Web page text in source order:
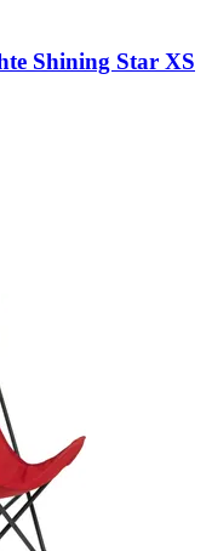
Shining Star XS